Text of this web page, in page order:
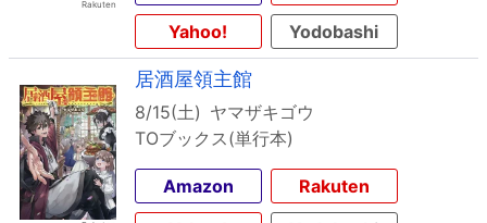
Yahoo!
Yodobashi
居酒屋領主館
8/15(土) ヤマザキゴウ
TOブックス(単行本)
Amazon
Rakuten